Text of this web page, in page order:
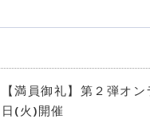
【満員御礼】第２弾オ
日(火)開催